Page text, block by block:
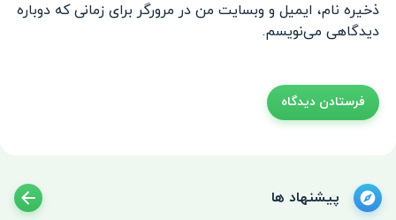
ذخیره نام، ایمیل و وبسایت من در مرورگر برای زمانی که دوباره
دیدگاهی می‌نویسم.
پیشنهاد ها